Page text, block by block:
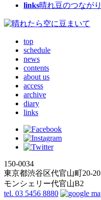
links晴れ豆のつながり
top
schedule
news
contents
about us
access
archive
diary
links
150-0034
東京都渋谷区代官山町20-20
モンシェリー代官山B2
tel. 03 5456 8880